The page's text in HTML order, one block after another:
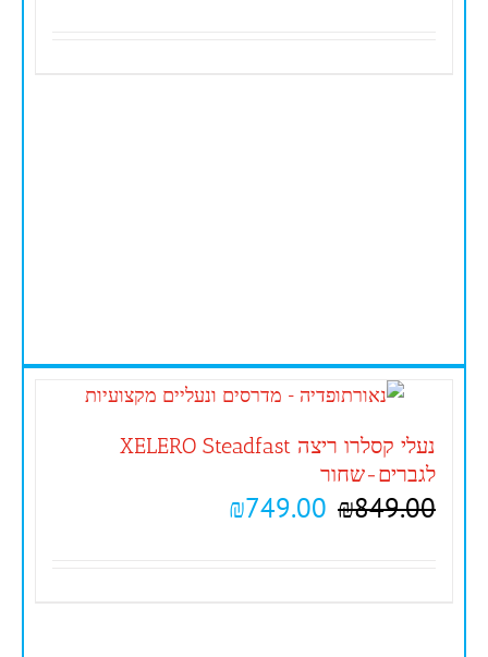
נעלי קסלרו ריצה XELERO Steadfast
לגברים-שחור
₪849.00
₪749.00